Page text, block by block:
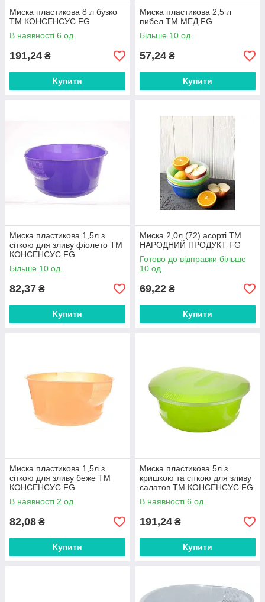
Миска пластикова 8 л бузко
ТМ КОНСЕНСУС FG
В наявності 6 од.
191,24 ₴
Купити
Миска пластикова 2,5 л
пибел ТМ МЕД FG
Більше 10 од.
57,24 ₴
Купити
Миска пластикова 1,5л з
сіткою для зливу фіолето ТМ
КОНСЕНСУС FG
Більше 10 од.
82,37 ₴
Купити
Миска 2,0л (72) асорті ТМ
НАРОДНИЙ ПРОДУКТ FG
Готово до відправки більше
10 од.
69,22 ₴
Купити
Миска пластикова 1,5л з
сіткою для зливу беже ТМ
КОНСЕНСУС FG
В наявності 2 од.
82,08 ₴
Купити
Миска пластикова 5л з
кришкою та сіткою для зливу
салатов ТМ КОНСЕНСУС FG
В наявності 6 од.
191,24 ₴
Купити